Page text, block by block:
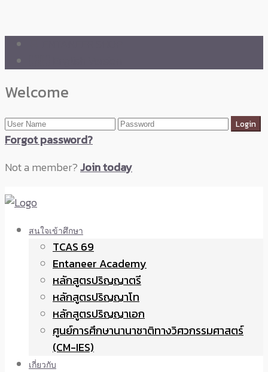
Welcome
Forgot password?
Not a member?Join today
สนใจเข้าศึกษา
TCAS 69
Entaneer Academy
หลักสูตรปริญญาตรี
หลักสูตรปริญญาโท
หลักสูตรปริญญาเอก
ศูนย์การศึกษานานาชาติทางวิศวกรรมศาสตร์
(CM-IES)
เกี่ยวกับ